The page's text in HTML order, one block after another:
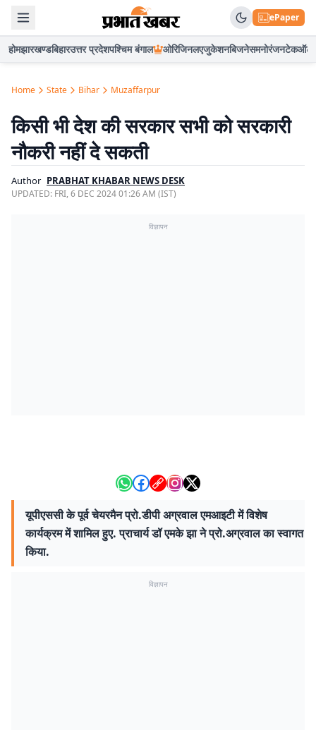
ePaper
होमझारखण्डबिहारउत्तर प्रदेशपश्चिम बंगाल ओरिजिनलएजुकेशनबिजनेसमनोरंजनटेकऑटो
Home State Bihar Muzaffarpur
किसी भी देश की सरकार सभी को सरकारी
नौकरी नहीं दे सकती
Author PRABHAT KHABAR NEWS DESK
UPDATED: FRI, 6 DEC 2024 01:26 AM (IST)
विज्ञापन
यूपीएससी के पूर्व चेयरमैन प्रो.डीपी अग्रवाल एमआइटी में विशेष
कार्यक्रम में शामिल हुए. प्राचार्य डॉ एमके झा ने प्रो.अग्रवाल का स्वागत
किया.
विज्ञापन